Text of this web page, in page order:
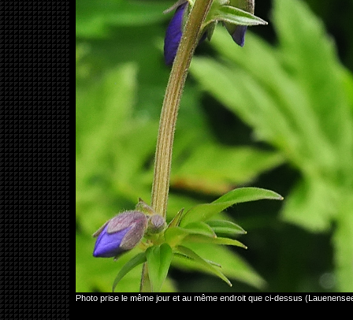
Photo prise le même jour et au même endroit que ci-dessus